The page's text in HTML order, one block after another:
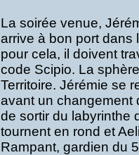
La soirée venue,
arrive à bon port dans
pour cela, il doivent
code Scipio. La
Territoire. Jérémie se
avant un changement
de sortir du labyrinthe
tournent en rond et
Rampant, gardien du